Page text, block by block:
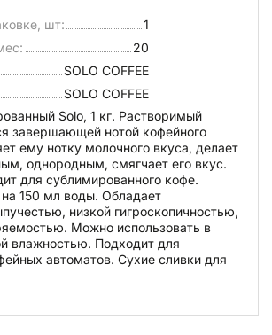
шт:
1
20
SOLO COFFEE
SOLO COFFEE
Solo, 1 кг. Растворимый
завершающей нотой кофейного
ему нотку молочного вкуса, делает
однородным, смягчает его вкус.
для сублимированного кофе.
150 мл воды. Обладает
низкой гигроскопичностью,
Можно использовать в
влажностью. Подходит для
автоматов. Сухие сливки для